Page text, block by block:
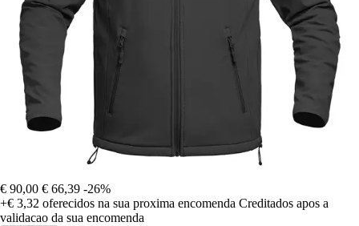
€ 90,00 € 66,39 -26%
+€ 3,32 oferecidos na sua proxima encomenda Creditados apos a
validacao da sua encomenda